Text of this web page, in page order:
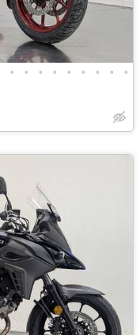
• • • • • • • • •